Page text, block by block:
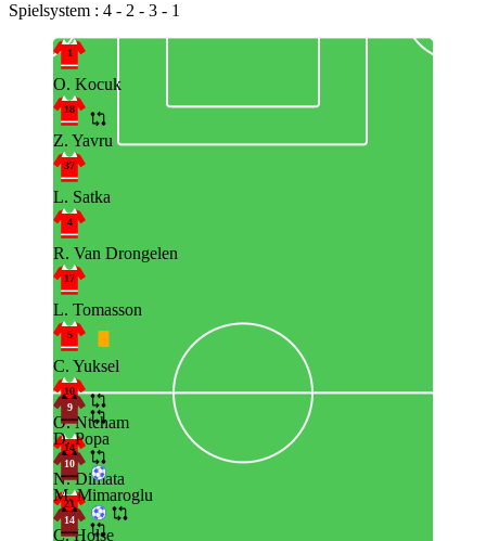
Spielsystem : 4 - 2 - 3 - 1
1
O. Kocuk
18
Z. Yavru
37
L. Satka
4
R. Van Drongelen
17
L. Tomasson
5
C. Yuksel
10
O. Ntcham
14
N. Dimata
21
C. Holse
9
D. Popa
10
M. Mimaroglu
14